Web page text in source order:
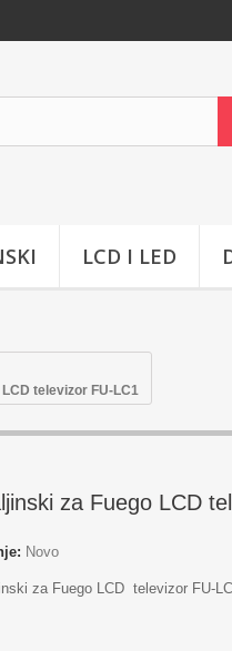
LCD I LED
televizor FU-LC1
za Fuego LCD
Novo
za Fuego LCD televizor FU-